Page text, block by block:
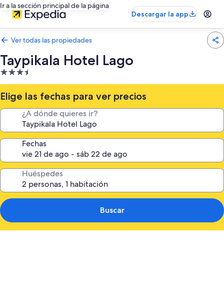
Ir a la sección principal de la página
Descargar la app
Ver todas las propiedades
Taypikala Hotel Lago
Propiedad
de
3.5
estrellas
Elige las fechas para ver precios
¿A dónde quieres ir?
Fechas
Huéspedes
Buscar